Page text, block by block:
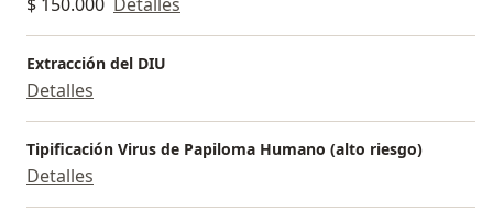
Extracción del DIU
Detalles
Tipificación Virus de Papiloma Humano (alto riesgo)
Detalles